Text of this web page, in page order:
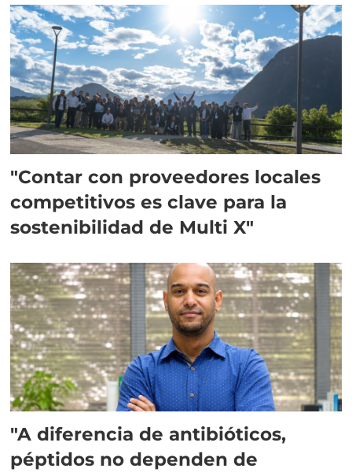
"Contar con proveedores locales
competitivos es clave para la
sostenibilidad de Multi X"
"A diferencia de antibióticos,
péptidos no dependen de